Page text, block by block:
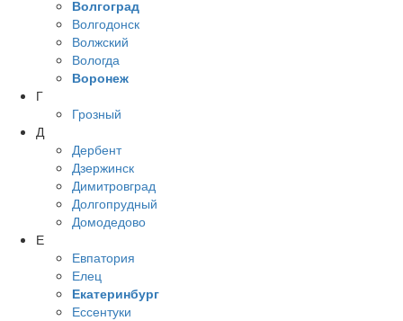
Волгоград
Волгодонск
Волжский
Вологда
Воронеж
Г
Грозный
Д
Дербент
Дзержинск
Димитровград
Долгопрудный
Домодедово
Е
Евпатория
Елец
Екатеринбург
Ессентуки